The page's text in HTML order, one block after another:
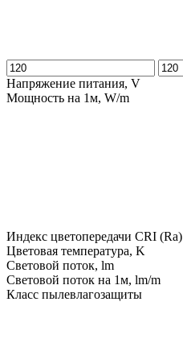
Напряжение питания, V
Мощность на 1м, W/m
Индекс цветопередачи CRI (Ra)
Цветовая температура, K
Световой поток, lm
Световой поток на 1м, lm/m
Класс пылевлагозащиты